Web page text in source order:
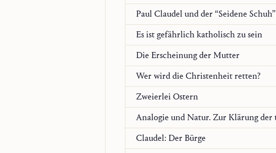
Paul Claudel und der “Seidene Schuh”
Es ist gefährlich katholisch zu sein
Die Erscheinung der Mutter
Wer wird die Christenheit retten?
Zweierlei Ostern
Claudel: Der Bürge